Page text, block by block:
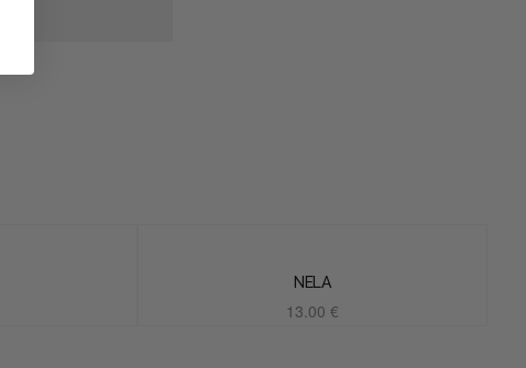
NELA
13.00 €